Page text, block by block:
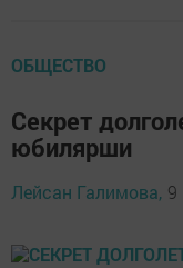
ОБЩЕСТВО
Секрет
юбилярши
Лейсан Галимова, 9